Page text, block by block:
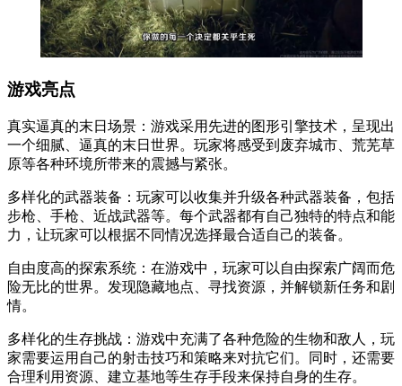
游戏亮点
真实逼真的末日场景：游戏采用先进的图形引擎技术，呈现出
一个细腻、逼真的末日世界。玩家将感受到废弃城市、荒芜草
原等各种环境所带来的震撼与紧张。
多样化的武器装备：玩家可以收集并升级各种武器装备，包括
步枪、手枪、近战武器等。每个武器都有自己独特的特点和能
力，让玩家可以根据不同情况选择最合适自己的装备。
自由度高的探索系统：在游戏中，玩家可以自由探索广阔而危
险无比的世界。发现隐藏地点、寻找资源，并解锁新任务和剧
情。
多样化的生存挑战：游戏中充满了各种危险的生物和敌人，玩
家需要运用自己的射击技巧和策略来对抗它们。同时，还需要
合理利用资源、建立基地等生存手段来保持自身的生存。